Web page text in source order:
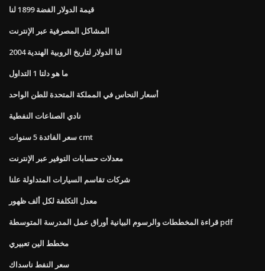
قيمة الدولار الفضة 1899 لنا
المشاكل المصرفية عبر الإنترنت
لنا الدولار لتاريخ الروبية الهندية 2004
ما هو دلتا 1 التداول
أسعار النحاس في المملكة المتحدة للطن الواحد
نادي الصناعات النفطية
سعر الفائدة 5 سنوات cmt
معدلات حسابات التوفير عبر الإنترنت
شركات تقاسم السيارات المتداولة علنا
معدل التكلفة لكل ألف ظهور
قراءة المخططات والرسوم البيانية أوراق عمل المدرسة المتوسطة pdf
مخطط الين تعبيري
سعر النفط ناسداك